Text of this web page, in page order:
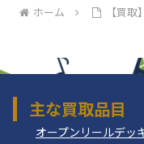
ホーム 【買
主な買取品目
オープンリールデッ